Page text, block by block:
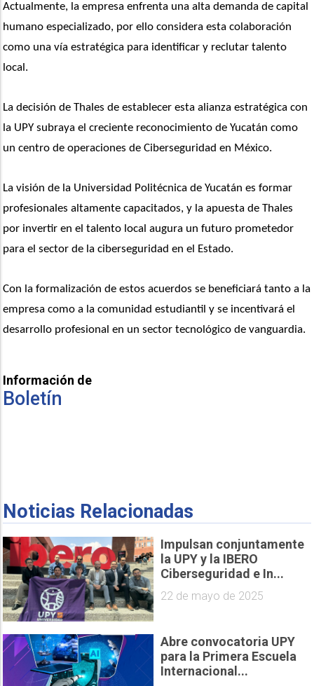
Actualmente, la empresa enfrenta una alta demanda de capital
humano especializado, por ello considera esta colaboración
como una vía estratégica para identificar y reclutar talento
local.
La decisión de Thales de establecer esta alianza estratégica con
la UPY subraya el creciente reconocimiento de Yucatán como
un centro de operaciones de Ciberseguridad en México.
La visión de la Universidad Politécnica de Yucatán es formar
profesionales altamente capacitados, y la apuesta de Thales
por invertir en el talento local augura un futuro prometedor
para el sector de la ciberseguridad en el Estado.
Con la formalización de estos acuerdos se beneficiará tanto a la
empresa como a la comunidad estudiantil y se incentivará el
desarrollo profesional en un sector tecnológico de vanguardia.
Información de
Boletín
Noticias Relacionadas
Impulsan conjuntamente
la UPY y la IBERO
Ciberseguridad e In...
22 de mayo de 2025
Abre convocatoria UPY
para la Primera Escuela
Internacional...